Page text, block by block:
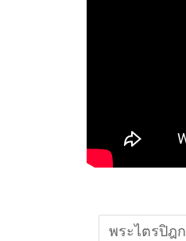
พระไตรปิฎก